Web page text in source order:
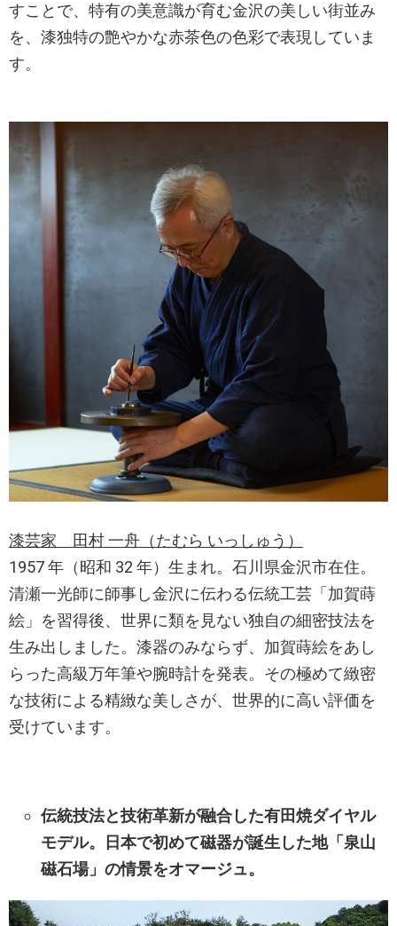
すことで、特有の美意識が育む金沢の美しい街並み
を、漆独特の艶やかな赤茶色の色彩で表現していま
す。
漆芸家 田村 一舟（たむら いっしゅう）
1957 年（昭和 32 年）生まれ。石川県金沢市在住。
清瀬一光師に師事し金沢に伝わる伝統工芸「加賀蒔
絵」を習得後、世界に類を見ない独自の細密技法を
生み出しました。漆器のみならず、加賀蒔絵をあし
らった高級万年筆や腕時計を発表。その極めて緻密
な技術による精緻な美しさが、世界的に高い評価を
受けています。
伝統技法と技術革新が融合した有田焼ダイヤル
モデル。
日本で初めて磁器が誕生した地「泉山
磁石場」の情景をオマージュ。